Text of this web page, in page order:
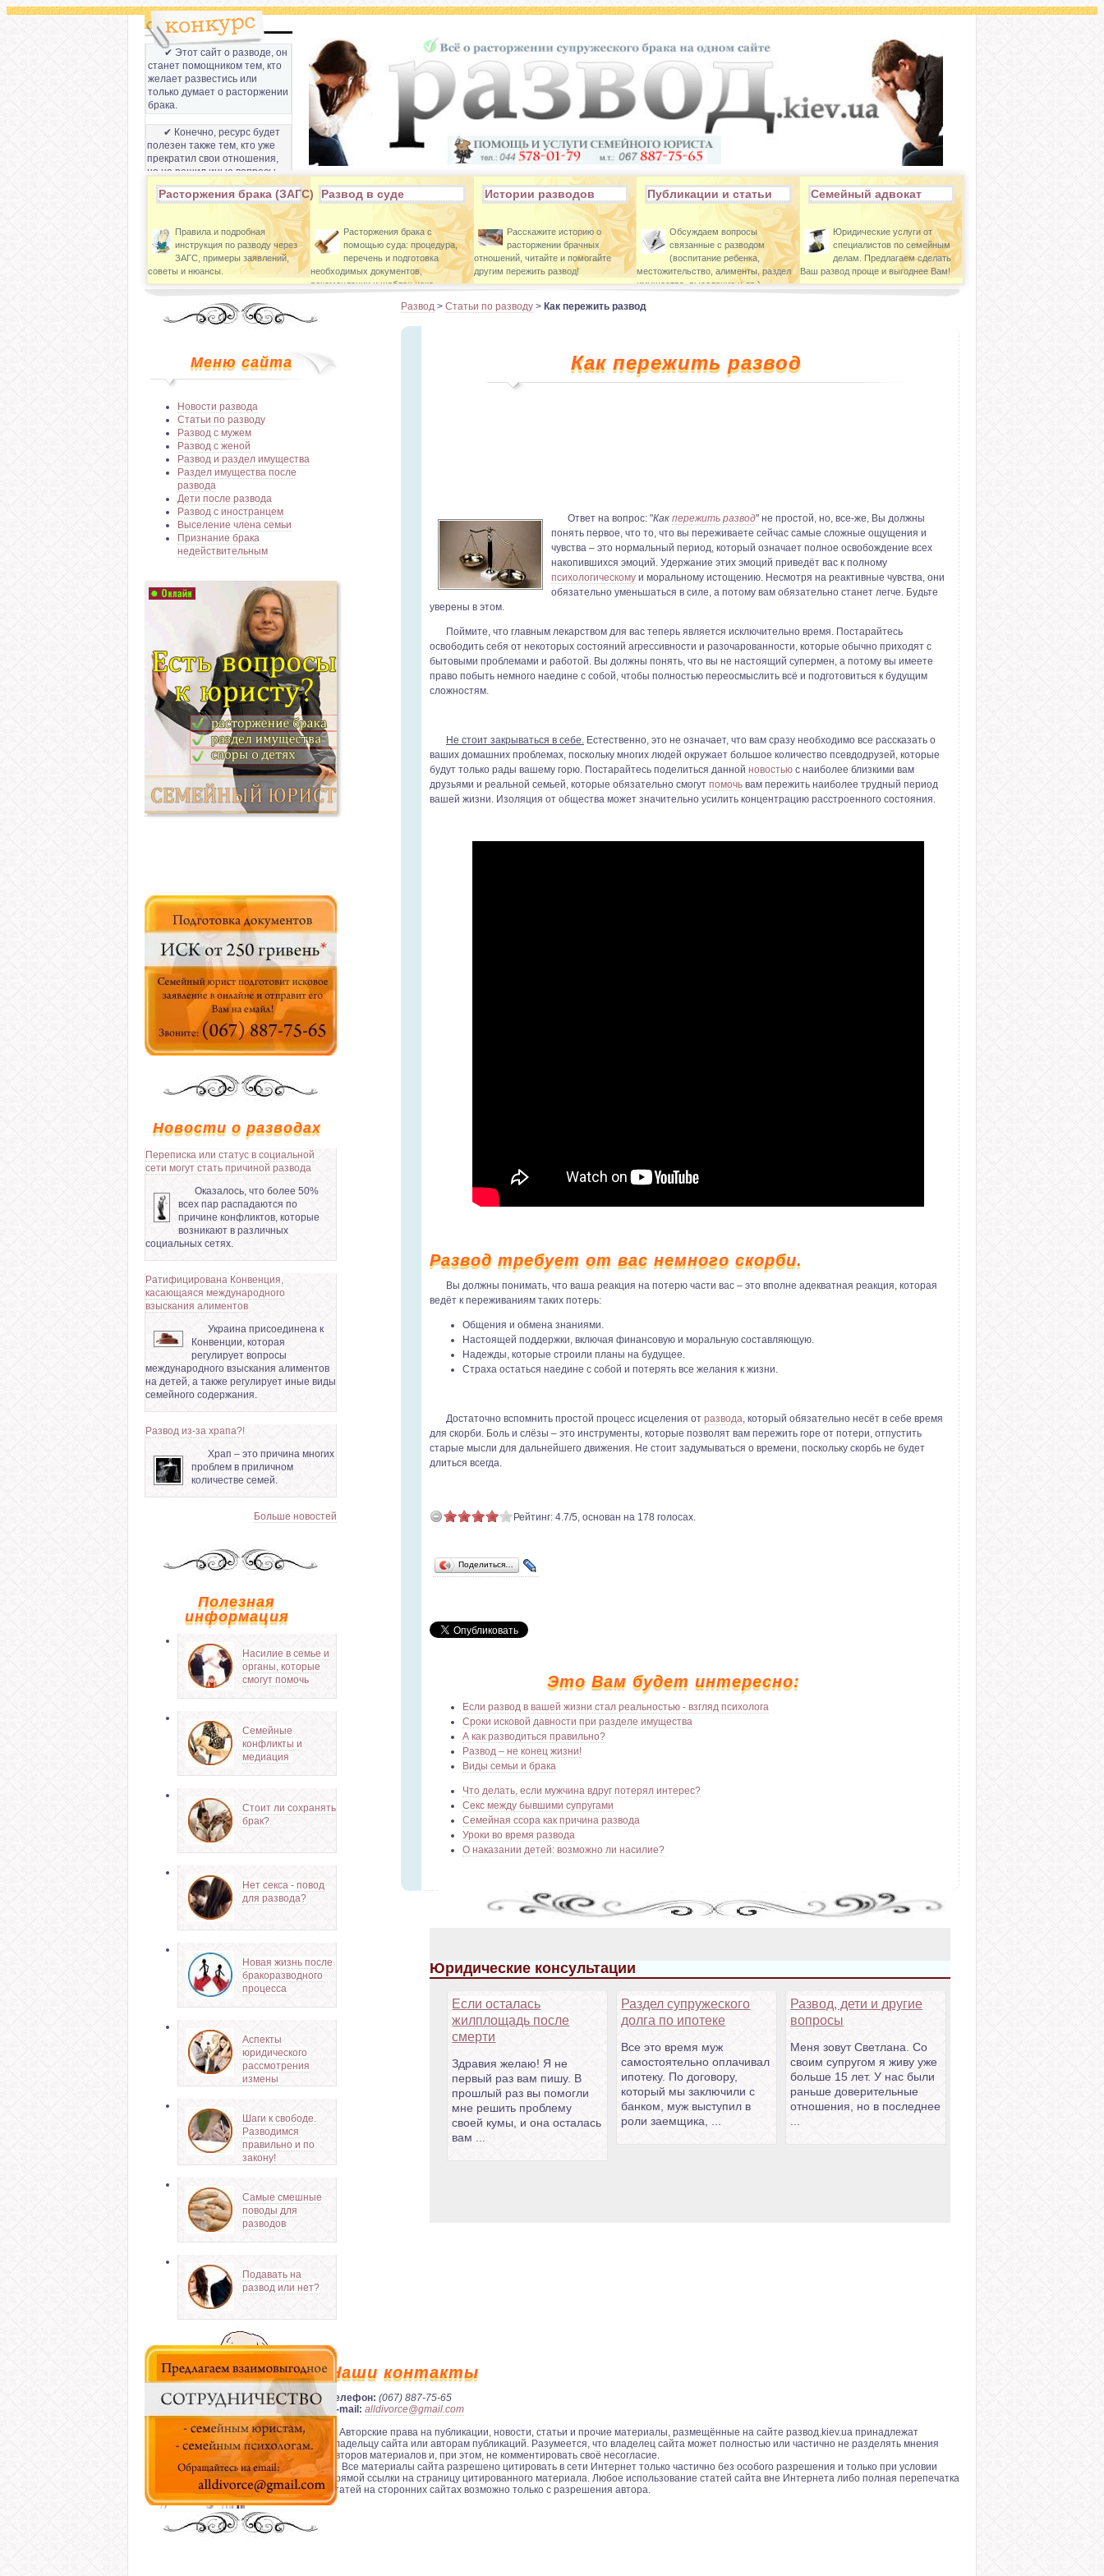
✔ Этот сайт о разводе, он
станет помощником тем, кто
желает развестись или
только думает о расторжении
брака.
✔ Конечно, ресурс будет
полезен также тем, кто уже
прекратил свои отношения,
но не решил иные вопросы,
которые связанны с разводом
супругов.
Расторжения брака (ЗАГС)
Правила и подробная
инструкция по разводу через
ЗАГС, примеры заявлений,
советы и нюансы.
Развод в суде
Расторжения брака с
помощью суда: процедура,
перечень и подготовка
необходимых документов,
рекомендации и шаблон иска.
Истории разводов
Расскажите историю о
расторжении брачных
отношений, читайте и помогайте
другим пережить развод!
Публикации и статьи
Обсуждаем вопросы
связанные с разводом
(воспитание ребенка,
местожительство, алименты, раздел
имущества, выселение и др.)
Семейный адвокат
Юридические услуги от
специалистов по семейным
делам. Предлагаем сделать
Ваш развод проще и выгоднее Вам!
Меню сайта
Новости развода
Статьи по разводу
Развод с мужем
Развод с женой
Развод и раздел имущества
Раздел имущества после
развода
Дети после развода
Развод с иностранцем
Выселение члена семьи
Признание брака
недействительным
Новости о разводах
Переписка или статус в социальной
сети могут стать причиной развода
Оказалось, что более 50%
всех пар распадаются по
причине конфликтов, которые
возникают в различных
социальных сетях.
Ратифицирована Конвенция,
касающаяся международного
взыскания алиментов
Украина присоединена к
Конвенции, которая
регулирует вопросы
международного взыскания алиментов
на детей, а также регулирует иные виды
семейного содержания.
Развод из-за храпа?!
Храп – это причина многих
проблем в приличном
количестве семей.
Больше новостей
Полезная
информация
Насилие в семье и
органы, которые
смогут помочь
Семейные
конфликты и
медиация
Стоит ли сохранять
брак?
Нет секса - повод
для развода?
Новая жизнь после
бракоразводного
процесса
Аспекты
юридического
рассмотрения
измены
Шаги к свободе.
Разводимся
правильно и по
закону!
Самые смешные
поводы для
разводов
Подавать на
развод или нет?
Развод > Статьи по разводу > Как пережить развод
Как пережить развод
Ответ на вопрос: "Как пережить развод" не простой, но, все-же, Вы должны
понять первое, что то, что вы переживаете сейчас самые сложные ощущения и
чувства – это нормальный период, который означает полное освобождение всех
накопившихся эмоций. Удержание этих эмоций приведёт вас к полному
психологическому и моральному истощению. Несмотря на реактивные чувства, они
обязательно уменьшаться в силе, а потому вам обязательно станет легче. Будьте
уверены в этом.
Поймите, что главным лекарством для вас теперь является исключительно время. Постарайтесь
освободить себя от некоторых состояний агрессивности и разочарованности, которые обычно приходят с
бытовыми проблемами и работой. Вы должны понять, что вы не настоящий супермен, а потому вы имеете
право побыть немного наедине с собой, чтобы полностью переосмыслить всё и подготовиться к будущим
сложностям.
Не стоит закрываться в себе. Естественно, это не означает, что вам сразу необходимо все рассказать о
ваших домашних проблемах, поскольку многих людей окружает большое количество псевдодрузей, которые
будут только рады вашему горю. Постарайтесь поделиться данной новостью с наиболее близкими вам
друзьями и реальной семьей, которые обязательно смогут помочь вам пережить наиболее трудный период
вашей жизни. Изоляция от общества может значительно усилить концентрацию расстроенного состояния.
Развод требует от вас немного скорби.
Вы должны понимать, что ваша реакция на потерю части вас – это вполне адекватная реакция, которая
ведёт к переживаниям таких потерь:
Общения и обмена знаниями.
Настоящей поддержки, включая финансовую и моральную составляющую.
Надежды, которые строили планы на будущее.
Страха остаться наедине с собой и потерять все желания к жизни.
Достаточно вспомнить простой процесс исцеления от развода, который обязательно несёт в себе время
для скорби. Боль и слёзы – это инструменты, которые позволят вам пережить горе от потери, отпустить
старые мысли для дальнейшего движения. Не стоит задумываться о времени, поскольку скорбь не будет
длиться всегда.
Рейтинг: 4.7/5, основан на 178 голосах.
Поделиться…
Это Вам будет интересно:
Если развод в вашей жизни стал реальностью - взгляд психолога
Сроки исковой давности при разделе имущества
А как разводиться правильно?
Развод – не конец жизни!
Виды семьи и брака
Что делать, если мужчина вдруг потерял интерес?
Секс между бывшими супругами
Семейная ссора как причина развода
Уроки во время развода
О наказании детей: возможно ли насилие?
Юридические консультации
Развод, дети и другие
вопросы
Меня зовут Светлана. Со
своим супругом я живу уже
больше 15 лет. У нас были
раньше доверительные
отношения, но в последнее
Раздел супружеского
долга по ипотеке
Все это время муж
самостоятельно оплачивал
ипотеку. По договору,
который мы заключили с
банком, муж выступил в
роли заемщика, ...
Если осталась
жилплощадь после
смерти
Здравия желаю! Я не
первый раз вам пишу. В
прошлый раз вы помогли
мне решить проблему
своей кумы, и она осталась
вам ...
Наши контакты
Телефон: (067) 887-75-65
E-mail: alldivorce@gmail.com
© Авторские права на публикации, новости, статьи и прочие материалы, размещённые на сайте развод.kiev.ua принадлежат
владельцу сайта или авторам публикаций. Разумеется, что владелец сайта может полностью или частично не разделять мнения
авторов материалов и, при этом, не комментировать своё несогласие.
Все материалы сайта разрешено цитировать в сети Интернет только частично без особого разрешения и только при условии
прямой ссылки на страницу цитированного материала. Любое использование статей сайта вне Интернета либо полная перепечатка
статей на сторонних сайтах возможно только с разрешения автора.